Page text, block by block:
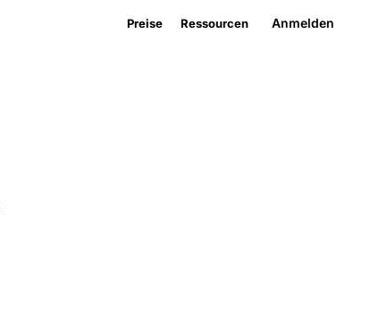
Preise Ressourcen Anmelden